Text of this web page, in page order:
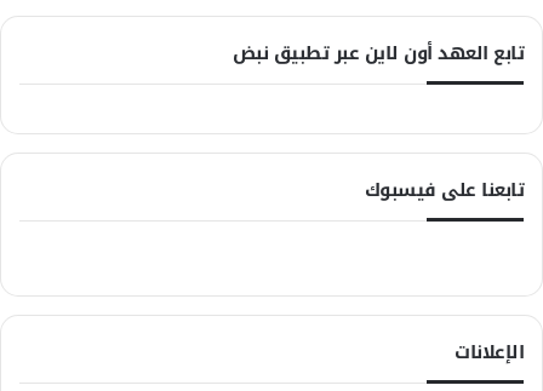
تابع العهد أون لاين عبر تطبيق نبض
تابعنا على فيسبوك
الإعلانات